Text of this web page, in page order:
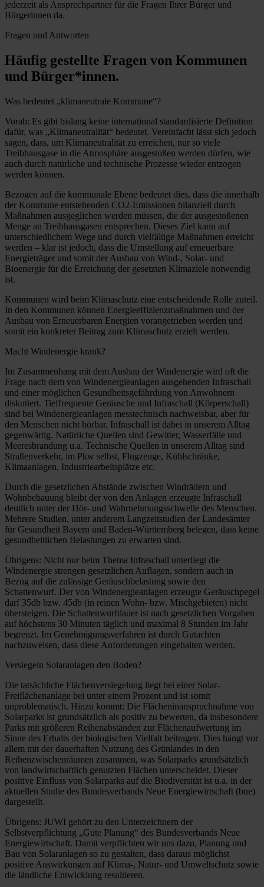
jederzeit als Ansprechpartner für die Fragen Ihrer Bürger und
Bürgerinnen da.
Fragen und Antworten
Häufig gestellte Fragen von Kommunen
und Bürger*innen.
Was bedeutet „klimaneutrale Kommune“?
Vorab: Es gibt bislang keine international standardisierte Definition
dafür, was „Klimaneutralität“ bedeutet. Vereinfacht lässt sich jedoch
sagen, dass, um Klimaneutralität zu erreichen, nur so viele
Treibhausgase in die Atmosphäre ausgestoßen werden dürfen, wie
auch durch natürliche und technische Prozesse wieder entzogen
werden können.
Bezogen auf die kommunale Ebene bedeutet dies, dass die innerhalb
der Kommune entstehenden CO2-Emissionen bilanziell durch
Maßnahmen ausgeglichen werden müssen, die der ausgestoßenen
Menge an Treibhausgasen entsprechen. Dieses Ziel kann auf
unterschiedlichem Wege und durch vielfältige Maßnahmen erreicht
werden – klar ist jedoch, dass die Umstellung auf erneuerbare
Energieträger und somit der Ausbau von Wind-, Solar- und
Bioenergie für die Erreichung der gesetzten Klimaziele notwendig
ist.
Kommunen wird beim Klimaschutz eine entscheidende Rolle zuteil.
In den Kommunen können Energieeffizienzmaßnahmen und der
Ausbau von Erneuerbaren Energien vorangetrieben werden und
somit ein konkreter Beitrag zum Klimaschutz erzielt werden.
Macht Windenergie krank?
Im Zusammenhang mit dem Ausbau der Windenergie wird oft die
Frage nach dem von Windenergieanlagen ausgehenden Infraschall
und einer möglichen Gesundheitsgefährdung von Anwohnern
diskutiert. Tieffrequente Geräusche und Infraschall (Körperschall)
sind bei Windenergieanlagen messtechnisch nachweisbar, aber für
den Menschen nicht hörbar. Infraschall ist dabei in unserem Alltag
gegenwärtig. Natürliche Quellen sind Gewitter, Wasserfälle und
Meeresbrandung u.a. Technische Quellen in unserem Alltag sind
Straßenverkehr, im Pkw selbst, Flugzeuge, Kühlschränke,
Klimaanlagen, Industriearbeitsplätze etc.
Durch die gesetzlichen Abstände zwischen Windrädern und
Wohnbebauung bleibt der von den Anlagen erzeugte Infraschall
deutlich unter der Hör- und Wahrnehmungsschwelle des Menschen.
Mehrere Studien, unter anderem Langzeitstudien der Landesämter
für Gesundheit Bayern und Baden-Württemberg belegen, dass keine
gesundheitlichen Belastungen zu erwarten sind.
Übrigens: Nicht nur beim Thema Infraschall unterliegt die
Windenergie strengen gesetzlichen Auflagen, sondern auch in
Bezug auf die zulässige Geräuschbelastung sowie den
Schattenwurf. Der von Windenergieanlagen erzeugte Geräuschpegel
darf 35db bzw. 45db (in reinen Wohn- bzw. Mischgebieten) nicht
übersteigen. Die Schattenwurfdauer ist nach gesetzlichen Vorgaben
auf höchstens 30 Minuten täglich und maximal 8 Stunden im Jahr
begrenzt. Im Genehmigungsverfahren ist durch Gutachten
nachzuweisen, dass diese Anforderungen eingehalten werden.
Versiegeln Solaranlagen den Boden?
Die tatsächliche Flächenversiegelung liegt bei einer Solar-
Freiflächenanlage bei unter einem Prozent und ist somit
unproblematisch. Hinzu kommt: Die Flächeninanspruchnahme von
Solarparks ist grundsätzlich als positiv zu bewerten, da insbesondere
Parks mit größeren Reihenabständen zur Flächenaufwertung im
Sinne des Erhalts der biologischen Vielfalt beitragen. Dies hängt vor
allem mit der dauerhaften Nutzung des Grünlandes in den
Reihenzwischenräumen zusammen, was Solarparks grundsätzlich
von landwirtschaftlich genutzten Flächen unterscheidet. Dieser
positive Einfluss von Solarparks auf die Biodiversität ist u.a. in der
aktuellen Studie des Bundesverbands Neue Energiewirtschaft (bne)
dargestellt.
Übrigens: JUWI gehört zu den Unterzeichnern der
Selbstverpflichtung „Gute Planung“ des Bundesverbands Neue
Energiewirtschaft. Damit verpflichten wir uns dazu, Planung und
Bau von Solaranlagen so zu gestalten, dass daraus möglichst
positive Auswirkungen auf Klima-, Natur- und Umweltschutz sowie
die ländliche Entwicklung resultieren.